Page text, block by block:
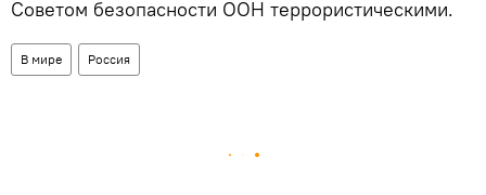
Советом безопасности ООН террористическими.
В мире Россия